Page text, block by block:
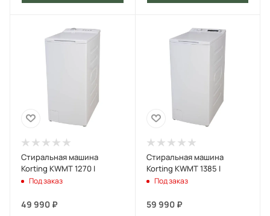
Стиральная машина
Korting KWMT 1270 I
Под заказ
49 990 ₽
Стиральная машина
Korting KWMT 1385 I
Под заказ
59 990₽